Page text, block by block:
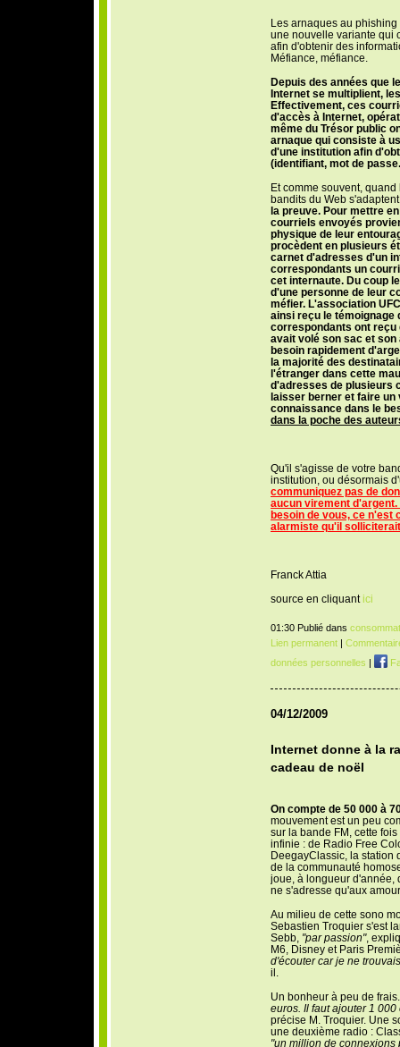
Les arnaques au
une nouvelle variante qui
afin d'obtenir des
Méfiance, méfiance.
Depuis des années que
Internet se multiplient,
Effectivement, ces
d'accès à Internet,
même du Trésor public
arnaque qui consiste à
d'une institution afin
(identifiant, mot de
Et comme souvent,
bandits du Web
la preuve. Pour mettre
courriels envoyés
physique de leur
procèdent en plusieurs
carnet d'adresses d'un
correspondants un
cet internaute. Du coup
d'une personne de leur
méfier. L'association
ainsi reçu le témoignage
correspondants ont reçu
avait volé son sac et
besoin rapidement
la majorité des
l'étranger dans cette
d'adresses de plusieurs
laisser berner et faire un
connaissance dans le
dans la poche des
Qu'il s'agisse de votre
institution, ou désormais
communiquez pas de
aucun virement
besoin de vous, ce n'est
alarmiste qu'il
Franck Attia
source en cliquantici
01:30 Publié dans
Lien permanent|
données personnelles |
04/12/2009
Internet donne à la
cadeau de noël
On compte de 50 000 à
mouvement est un peu
sur la bande FM, cette
infinie : de Radio Free
DeegayClassic, la station
de la communauté
joue, à longueur d'année,
ne s'adresse qu'aux
Au milieu de cette sono
Sebastien Troquier s'est
Sebb, "par passion",
M6, Disney et Paris
d'écouter car je ne
il.
Un bonheur à peu de
euros. Il faut ajouter 1
précise M. Troquier. Une
une deuxième radio :
"un million de connexions